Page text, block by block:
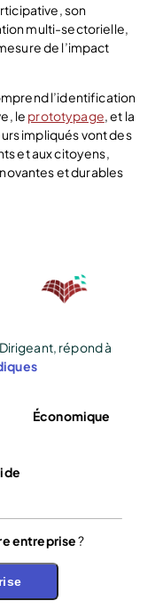
son
multi-sectorielle,
de l’impact
l’identification
le prototypage, et la
impliqués vont des
et aux citoyens,
et durables
répond à
Économique
entreprise?